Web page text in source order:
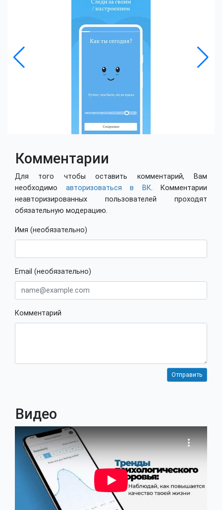
Комментарии
Для того чтобы оставить комментарий, Вам
необходимо авторизоваться в ВК. Комментарии
неавторизированных пользователей проходят
обязательную модерацию.
Имя (необязательно)
Email (необязательно)
Комментарий
Видео